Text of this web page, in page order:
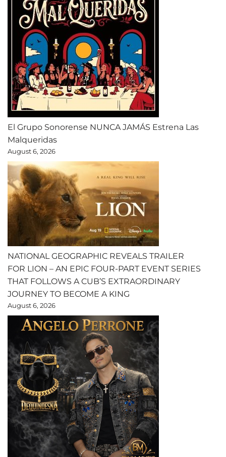
El Grupo Sonorense NUNCA JAMÁS Estrena Las
Malqueridas
August 6, 2026
NATIONAL GEOGRAPHIC REVEALS TRAILER
FOR LION – AN EPIC FOUR-PART EVENT SERIES
THAT FOLLOWS A CUB’S EXTRAORDINARY
JOURNEY TO BECOME A KING
August 6, 2026